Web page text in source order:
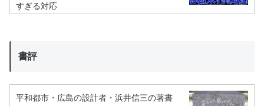
すぎる対応
書評
平和都市・広島の設計者・浜井信三の著書